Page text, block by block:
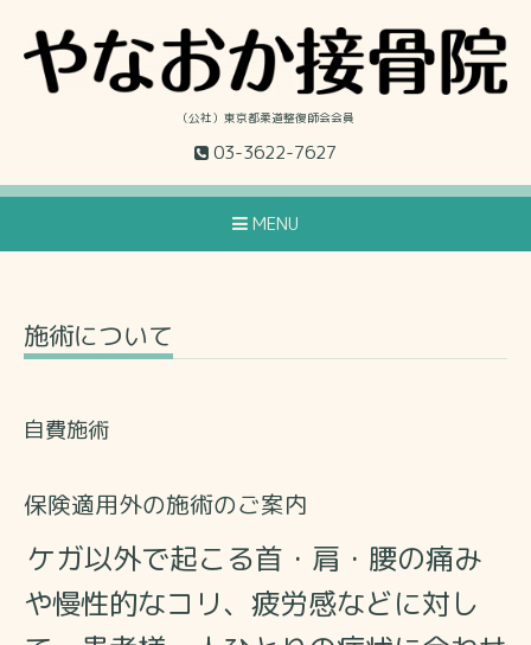
（公社）東京都柔道整復師会会員
03-3622-7627
MENU
施術について
自費施術
保険適用外の施術のご案内
ケガ以外で起こる首・肩・腰の痛み
や慢性的なコリ、疲労感などに対し